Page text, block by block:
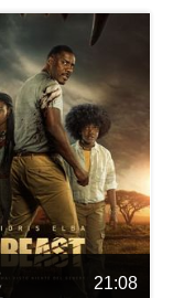
21:08